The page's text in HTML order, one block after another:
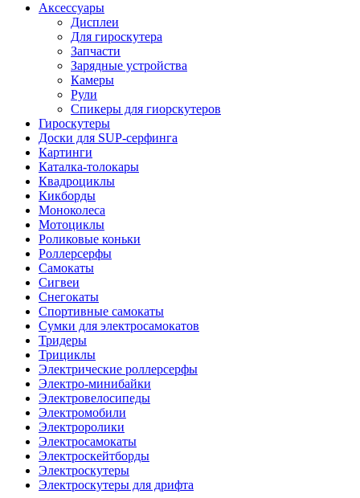
Аксессуары
Дисплеи
Для гироскутера
Запчасти
Зарядные устройства
Камеры
Рули
Спикеры для гиорскутеров
Гироскутеры
Доски для SUP-серфинга
Картинги
Каталка-толокары
Квадроциклы
Кикборды
Моноколеса
Мотоциклы
Роликовые коньки
Роллерсерфы
Самокаты
Сигвеи
Снегокаты
Спортивные самокаты
Сумки для электросамокатов
Тридеры
Трициклы
Электрические роллерсерфы
Электро-минибайки
Электровелосипеды
Электромобили
Электроролики
Электросамокаты
Электроскейтборды
Электроскутеры
Электроскутеры для дрифта